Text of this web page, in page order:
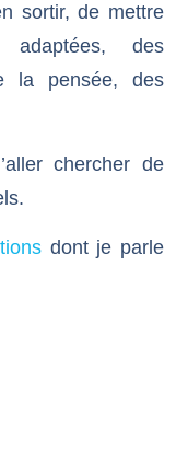
sortir, de mettre
des
la pensée, des
chercher de
dont je parle